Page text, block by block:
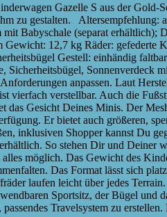
Gazelle S aus der
zu gestalten. Altersempfehlung:
Babyschale (separat
12,7 kg Räder: gefederte
Gestell: einhändig
Sicherheitsbügel, Sonnenverdeck
anpassen. Laut
vierfach verstellbar. Auch die
das Gesicht Deines Minis. Der
Er bietet auch größeren,
inklusiven Shopper kannst Du
So stehen Dir und
alles möglich. Das Gewicht des
Das Format lässt sich
laufen leicht über jedes
Sportsitz, der Bügel
Travelsystem zu erstellen.